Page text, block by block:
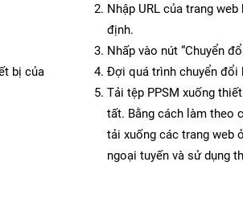
bị của
Nhập URL của trang
định.
Nhấp vào nút “Chuyển
Đợi quá trình chuyển đổi
Tải tệp PPSM xuống
tất. Bằng cách làm theo
tải xuống các trang web
ngoại tuyến và sử dụng